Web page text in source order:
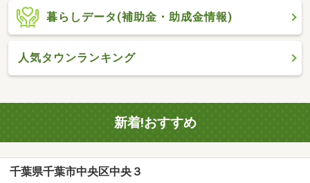
暮らしデータ(補助金・助成金情報)
人気タウンランキング
新着!おすすめ
千葉県千葉市中央区中央３